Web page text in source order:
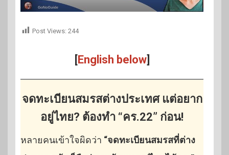
Post Views: 244
[English below]
จดทะเบียนสมรสต่างประเทศ แต่อยาก
อยู่ไทย? ต้องทำ “คร.22” ก่อน!
หลายคนเข้าใจผิดว่า “จดทะเบียนสมรสที่ต่าง